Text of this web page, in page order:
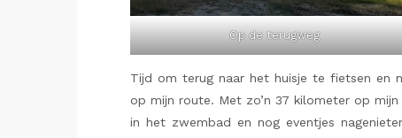
Op de terugweg
Tijd om terug naar het huisje te fietsen en
op mijn route. Met zo’n 37 kilometer op
in het zwembad en nog eventjes